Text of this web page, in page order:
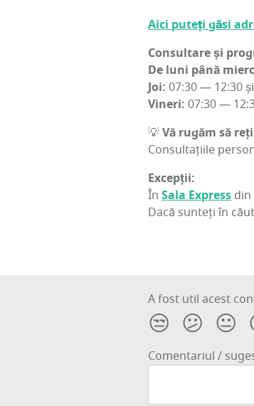
Aici puteți găsi
Con­sul­ta­re și
De luni până
Joi: 07:30 — 12:30
Vineri: 07:30 —
💡Vă rugăm să
Con­sul­ta­ți­i­le
Excep­ții:
În Sala Express
Dacă sun­teți în
A fost util acest
😒 😕 😐
Comentariul /